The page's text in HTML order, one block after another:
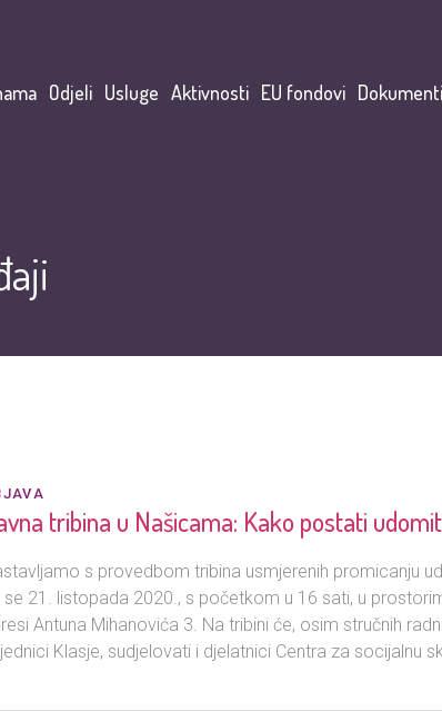
Odjeli Usluge Aktivnosti EU fondovi Dokumenti
tribina u Našicama: Kako postati
s provedbom tribina usmjerenih promicanju
se 21. listopada 2020., s početkom u 16 sati, u
Antuna Mihanovića 3. Na tribini će, osim stručnih
Klasje, sudjelovati i djelatnici Centra za socijalnu